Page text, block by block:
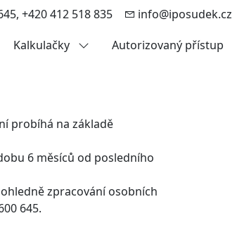
+420 412 518 835
info@iposudek.cz
Kalkulačky Autorizovaný přístup
probíhá na základě
6 měsíců od posledního
zpracování osobních
645.